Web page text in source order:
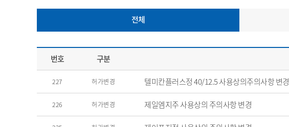
전체
번호 구분
227 허가변경 텔미칸플러스정 40/12.5 사용상의주의사항 변경
226 허가변경 제일엠지주 사용상의 주의사항 변경